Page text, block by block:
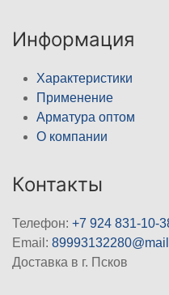
Информация
Характеристики
Применение
Арматура оптом
О компании
Контакты
Телефон: +7 924 831-10-
Email:
Доставка в г. Псков